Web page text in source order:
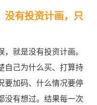
没有投资计画，只
就是没有投资计画。
自己为什么买、打算持
要加码、什么情况要停
没有想过。结果每一次